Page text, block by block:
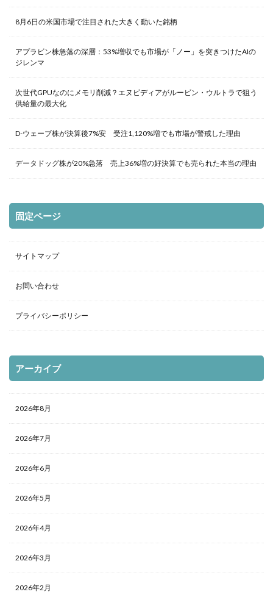
8月6日の米国市場で注目された大きく動いた銘柄
アプラビン株急落の深層：53%増収でも市場が「ノー」を突きつけたAIの
ジレンマ
次世代GPUなのにメモリ削減？エヌビディアがルービン・ウルトラで狙う
供給量の最大化
D-ウェーブ株が決算後7%安 受注1,120%増でも市場が警戒した理由
データドッグ株が20%急落 売上36%増の好決算でも売られた本当の理由
固定ページ
サイトマップ
お問い合わせ
プライバシーポリシー
アーカイブ
2026年8月
2026年7月
2026年6月
2026年5月
2026年4月
2026年3月
2026年2月